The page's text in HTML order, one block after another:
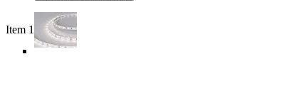
Item 1 of 4